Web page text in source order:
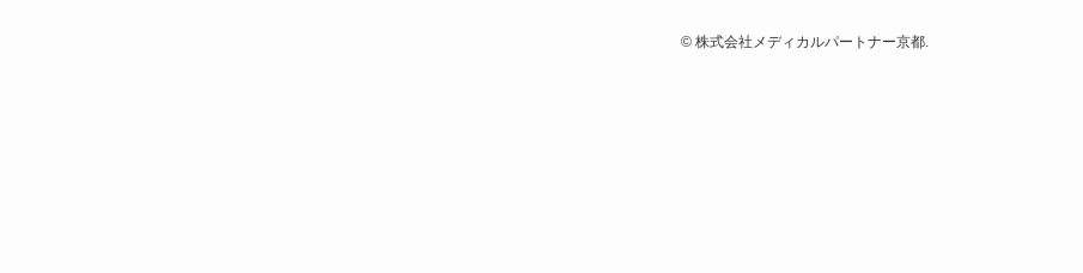
©株式会社メディカルパートナー京都.